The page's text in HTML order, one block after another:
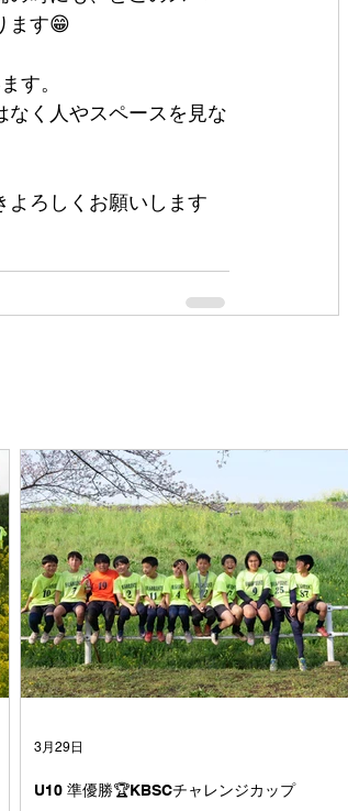
ます😁
す。
なく人やスペースを見な
よろしくお願いします
U10 準優勝🏆KBSCチャレンジカップ
3月29日